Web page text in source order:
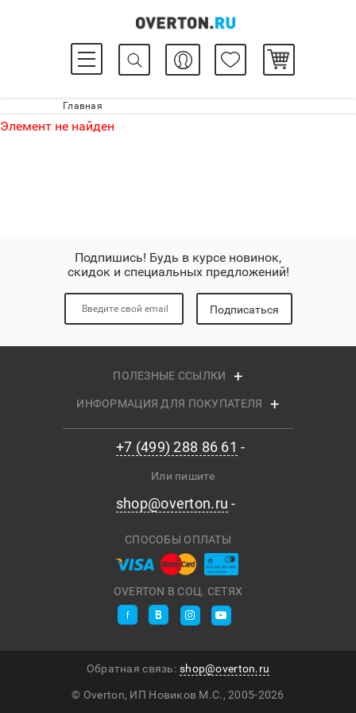
Главная
Элемент не найден
Подпишись! Будь в курсе новинок,
скидок и специальных предложений!
Подписаться
ПОЛЕЗНЫЕ ССЫЛКИ
ИНФОРМАЦИЯ ДЛЯ ПОКУПАТЕЛЯ
+7 (499) 288 86 61
Или пишите
shop@overton.ru
OVERTON В СОЦ. СЕТЯХ
СПОСОБЫ ОПЛАТЫ
© Overton, ИП Новиков М.С., 2005-2026
Обратная связь: shop@overton.ru